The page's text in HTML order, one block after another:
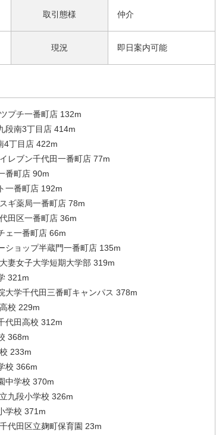
取引態様 仲介
現況 即日案内可能
プチ一番町店 132m
段南3丁目店 414m
4丁目店 422m
レブン千代田一番町店 77m
番町店 90m
一番町店 192m
ギ薬局一番町店 78m
田区一番町店 36m
ェ一番町店 66m
ショップ半蔵門一番町店 135m
妻女子大学短期大学部 319m
321m
大学千代田三番町キャンパス 378m
校 229m
代田高校 312m
368m
233m
校 366m
中学校 370m
九段小学校 326m
学校 371m
代田区立麹町保育園 23m